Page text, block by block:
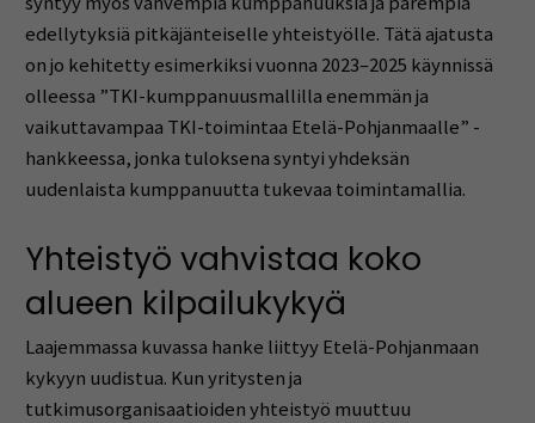
edellytyksiä pitkäjänteiselle yhteistyölle. Tätä ajatusta
on jo kehitetty esimerkiksi vuonna 2023–2025 käynnissä
olleessa ”TKI-kumppanuusmallilla enemmän ja
vaikuttavampaa TKI-toimintaa Etelä-Pohjanmaalle” -
hankkeessa, jonka tuloksena syntyi yhdeksän
uudenlaista kumppanuutta tukevaa toimintamallia.
Yhteistyö vahvistaa koko
alueen kilpailukykyä
Laajemmassa kuvassa hanke liittyy Etelä-Pohjanmaan
kykyyn uudistua. Kun yritysten ja
tutkimusorganisaatioiden yhteistyö muuttuu